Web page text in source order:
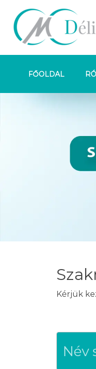
FŐOLDAL
Kérjük